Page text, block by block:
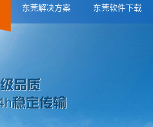
东莞解决方案 东莞软件下载